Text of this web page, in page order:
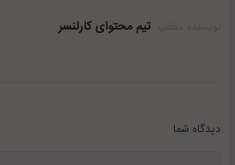
تیم محتوای کارلنسر
دیدگاه شما